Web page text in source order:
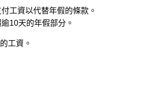
工資以代替年假的條款。
10天的年假部分。
工資。